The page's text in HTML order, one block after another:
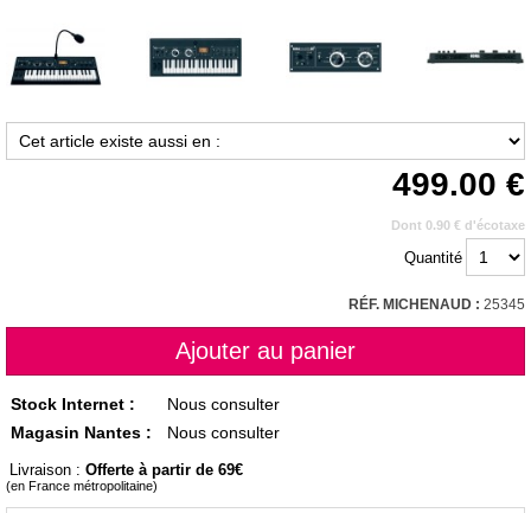
499.00
Dont 0.90 € d'écotaxe
Quantité
RÉF. MICHENAUD : 25345
Stock Internet :
Nous consulter
Magasin Nantes :
Nous consulter
Livraison : Offerte à partir de 69
(en France métropolitaine)